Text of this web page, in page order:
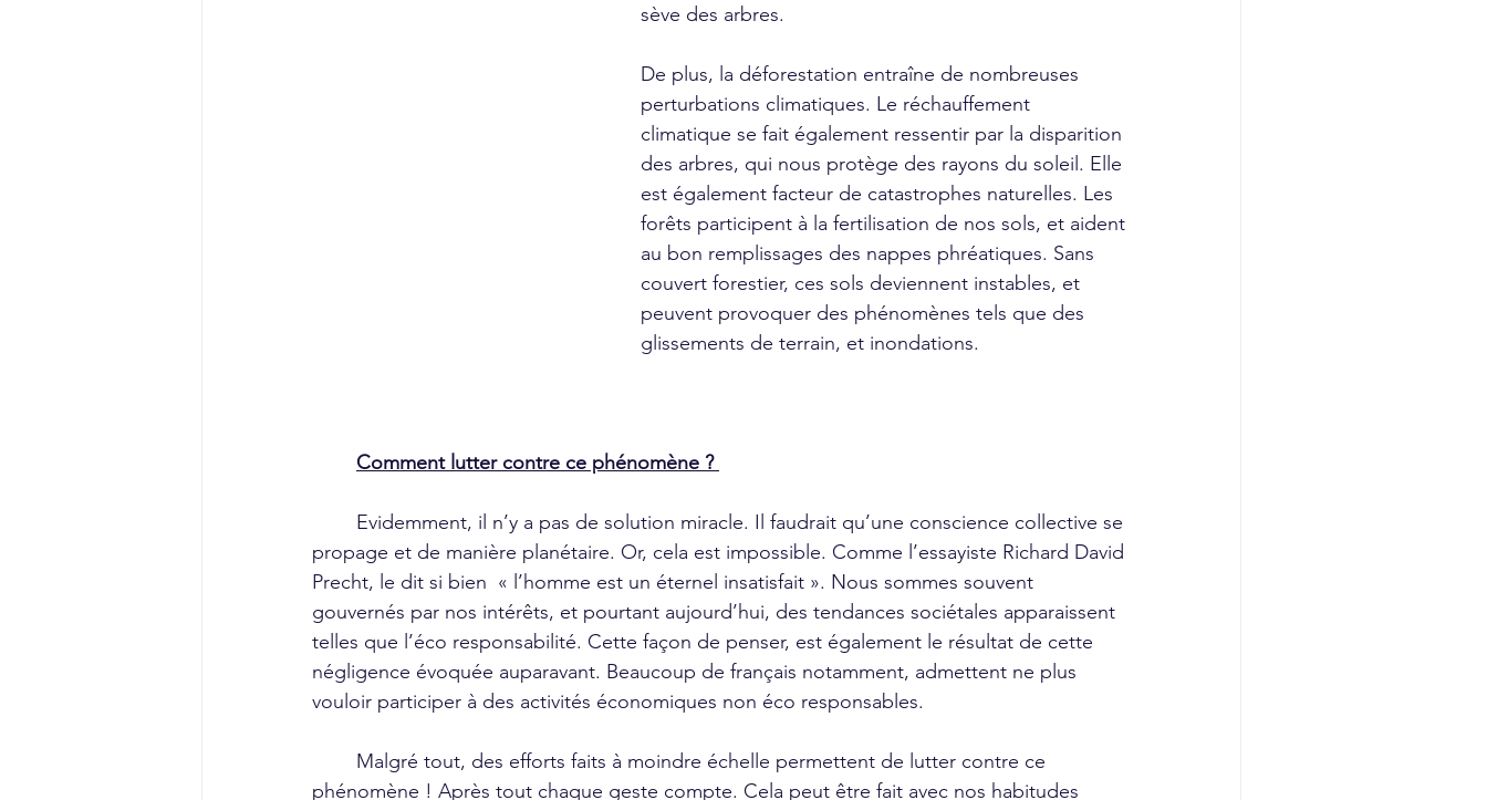
sève des arbres.
De plus, la déforestation entraîne de nombreuses
perturbations climatiques. Le réchauffement
climatique se fait également ressentir par la disparition
des arbres, qui nous protège des rayons du soleil. Elle
est également facteur de catastrophes naturelles. Les
forêts participent à la fertilisation de nos sols, et aident
au bon remplissages des nappes phréatiques. Sans
couvert forestier, ces sols deviennent instables, et
peuvent provoquer des phénomènes tels que des
glissements de terrain, et inondations.
Comment lutter contre ce phénomène ?
propage et de manière planétaire. Or, cela est impossible. Comme l’essayiste Richard David
Precht, le dit si bien  « l’homme est un éternel insatisfait ». Nous sommes souvent
gouvernés par nos intérêts, et pourtant aujourd’hui, des tendances sociétales apparaissent
telles que l’éco responsabilité. Cette façon de penser, est également le résultat de cette
négligence évoquée auparavant. Beaucoup de français notamment, admettent ne plus
vouloir participer à des activités économiques non éco responsables.
phénomène ! Après tout chaque geste compte. Cela peut être fait avec nos habitudes